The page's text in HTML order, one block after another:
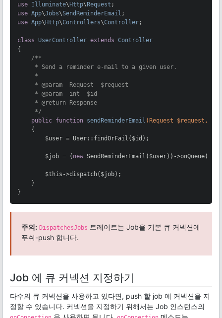
use Illuminate\ Http\ Request
use App\Jobs\SendReminderEmail
use App\ Http\Controllers\Controller;
class UserController extends Controller
{
/**
     * Send a reminder e-mail to a given user.
     *
     *
@param
  Request  $request
     *
@param
  int  $id
     *
@return Response
     */
public function sendReminderEmail (Request $request,
{
        $user = User::findOrFail($id);
        $job = (
new SendReminderEmail($user))->onQueue(
        $this->dispatch($job);
    }
}
주의: DispatchesJobs 트레이트는 Job을 기본 큐 커넥션에
푸쉬-push 합니다.
Job 에 큐 커넥션 지정하기
다수의 큐 커넥션을 사용하고 있다면, push 할 job 에 커넥션을 지
정할 수 있습니다. 커넥션을 지정하기 위해서는 Job 인스턴스의